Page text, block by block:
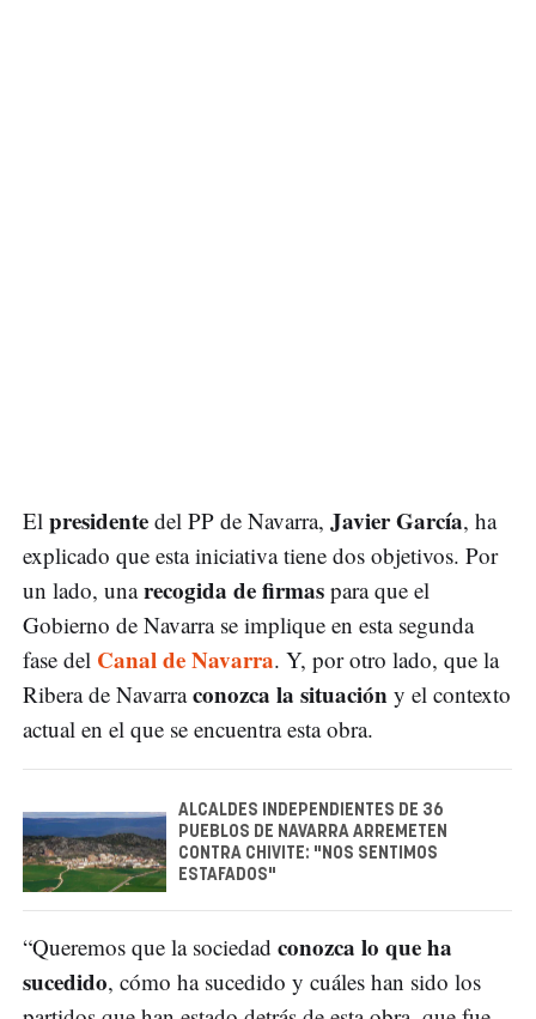
El presidente del PP de Navarra, Javier García, ha
explicado que esta iniciativa tiene dos objetivos. Por
un lado, unarecogida de firmas para que el
Gobierno de Navarra se implique en esta segunda
fase del Canal de Navarra. Y, por otro lado, que la
Ribera de Navarraconozca la situación y el contexto
actual en el que se encuentra esta obra.
ALCALDES INDEPENDIENTES DE 36
PUEBLOS DE NAVARRA ARREMETEN
CONTRA CHIVITE: "NOS SENTIMOS
ESTAFADOS"
“Queremos que la sociedad conozca lo que ha
sucedido, cómo ha sucedido y cuáles han sido los